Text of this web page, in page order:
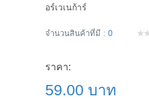
อร์เวเนก้าร์
จำนวนสินค้าที่มี : 0
ราคา:
59.00 บาท